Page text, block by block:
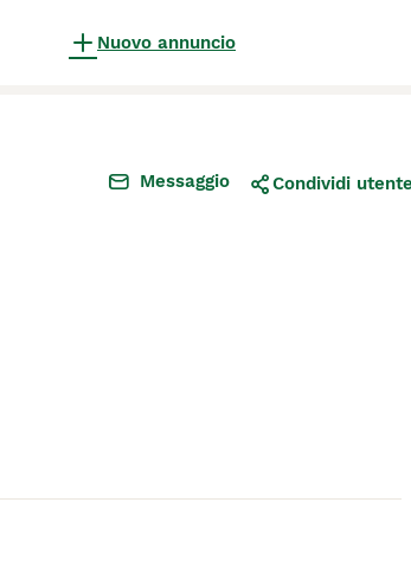
Nuovo annuncio
Messaggio Condividi